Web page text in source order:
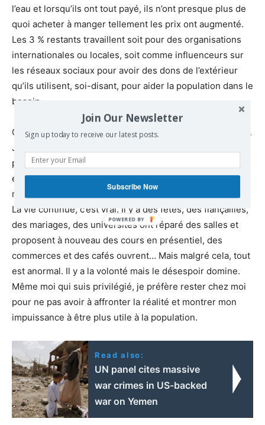
l’eau et lorsqu’ils ont tout payé, ils n’ont presque plus de
quoi acheter à manger tellement les prix ont augmenté.
Les 3 % restants travaillent soit pour des organisations
internationales ou locales, soit comme influenceurs sur
les réseaux sociaux pour avoir des dons de l’extérieur
qu’ils utilisent, soi-disant, pour aider la population dans le
besoin.
C’est difficile pour moi d’écrire de raconter, de témoigner.
J’aurais besoin de livres et de livres pour cela. En 2 à 3
pages, c’est insuffisant pour décrire la situation, la réalité
et le vécu à Gaza depuis 32 mois, mais j’essaie. Pourtant,
même si je suis optimiste, trop c’est trop.
La vie continue, c’est vrai. Il y a des fêtes, des fiançailles,
des mariages, des universités ont réparé des salles et
proposent à nouveau des cours en présentiel, des
commerces et des cafés ouvrent… Mais malgré cela, tout
est anormal. Il y a la volonté mais le désespoir domine.
Même moi qui suis privilégié, je préfère rester chez moi
pour ne pas avoir à affronter la réalité et montrer mon
impuissance à être plus utile à la population.
Read also:
UN panel cites massive
war crimes in US-backed
war on Yemen
Join Our Newsletter
Sign up today to receive our latest posts.
Subscribe Now